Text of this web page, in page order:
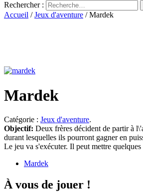
Rechercher :
Accueil /Jeux d'aventure / Mardek
Mardek
Catégorie : Jeux d'aventure.
Objectif: Deux frères décident de partir à
durant lesquelles ils pourront gagner en
Le jeu va s'exécuter. Il peut mettre
Mardek
À vous de jouer !